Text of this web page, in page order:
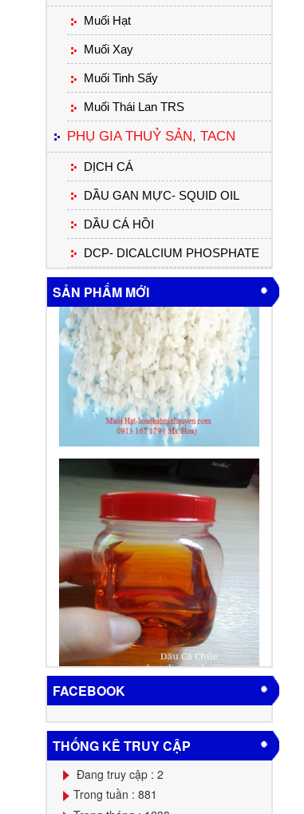
Muối Hạt
Muối Xay
Muối Tinh Sấy
Muối Thái Lan TRS
PHỤ GIA THUỶ SẢN, TACN
DỊCH CÁ
DẦU GAN MỰC- SQUID OIL
DẦU CÁ HỒI
DCP- DICALCIUM PHOSPHATE
SẢN PHẨM MỚI
FACEBOOK
THỐNG KÊ TRUY CẬP
Đang truy cập : 2
Trong tuần : 881